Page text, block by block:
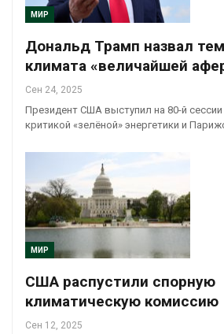
МИР
Дональд Трамп назвал
климата «величайшей
Сен 24, 2025
Президент США выступил на 80-й
критикой «зелёной» энергетики и
МИР
США распустили спорную
климатическую комиссию
Сен 12, 2025